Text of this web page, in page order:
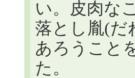
い。皮肉な
落とし胤(だ
あろうこと
た。